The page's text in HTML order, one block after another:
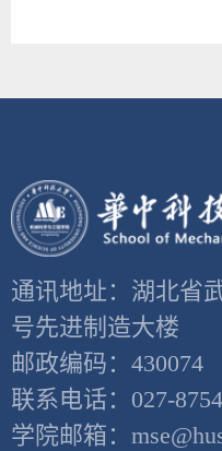
通讯地址：湖北省
号先进制造大楼
邮政编码：430074
联系电话：027-
学院邮箱：